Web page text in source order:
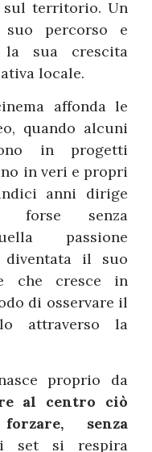
sul territorio. Un
percorso e
sua crescita
locale.
affonda le
quando alcuni
in progetti
in veri e propri
anni dirige
forse senza
passione
diventata il suo
che cresce in
di osservare il
attraverso la
proprio da
al centro ciò
senza
set si respira